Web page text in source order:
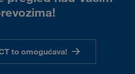
to omogućava!